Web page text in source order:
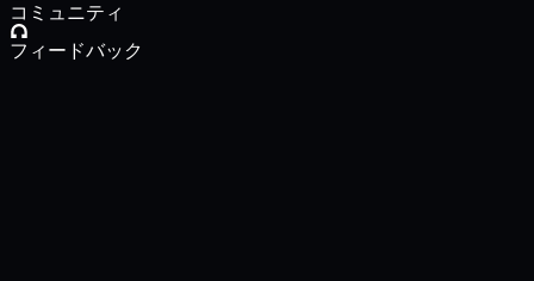
コミュニティ
フィードバック